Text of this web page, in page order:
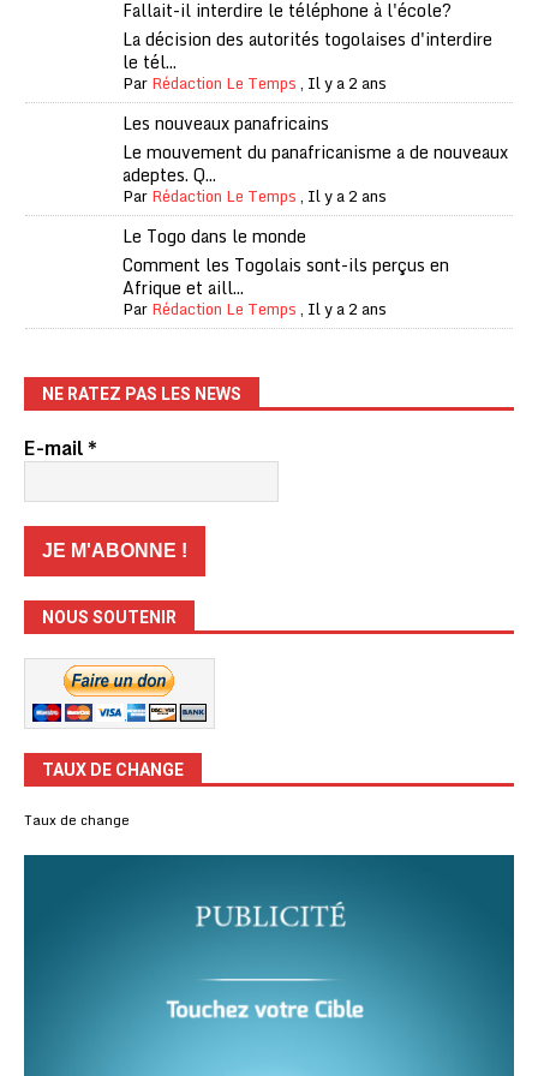
Fallait-il interdire le téléphone à l'école?
La décision des autorités togolaises d'interdire
le tél...
ParRédaction Le Temps, Il y a 2 ans
Les nouveaux panafricains
Le mouvement du panafricanisme a de nouveaux
adeptes. Q...
ParRédaction Le Temps, Il y a 2 ans
Le Togo dans le monde
Comment les Togolais sont-ils perçus en
Afrique et aill...
ParRédaction Le Temps, Il y a 2 ans
NE RATEZ PAS LES NEWS
E-mail*
NOUS SOUTENIR
TAUX DE CHANGE
Taux de change